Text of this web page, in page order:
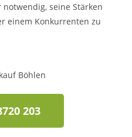
seine Stärken
einem Konkurrenten zu
203